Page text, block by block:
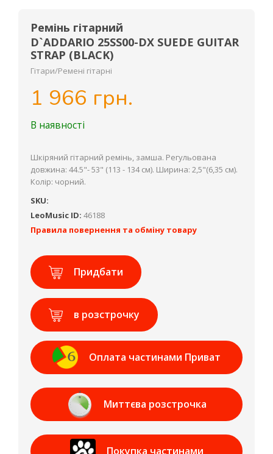
Ремінь гітарний
D`ADDARIO 25SS00-DX SUEDE GUITAR
STRAP (BLACK)
Гітари/Ремені гітарні
1 966 грн.
В наявності
Шкіряний гітарний ремінь, замша. Регульована
довжина: 44.5"- 53" (113 - 134 см). Ширина: 2,5"(6,35 см).
Колір: чорний.
SKU:
LeoMusic ID: 46188
Правила повернення та обміну товару
Придбати
в розстрочку
Оплата частинами Приват
Банк
Миттєва розстрочка
Приват Банк
Покупка частинами